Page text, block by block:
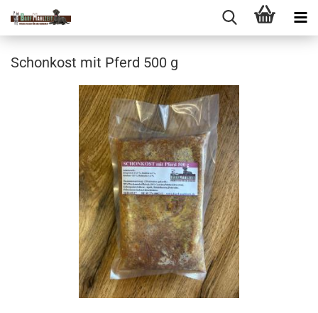
Schonkost mit Pferd 500 g